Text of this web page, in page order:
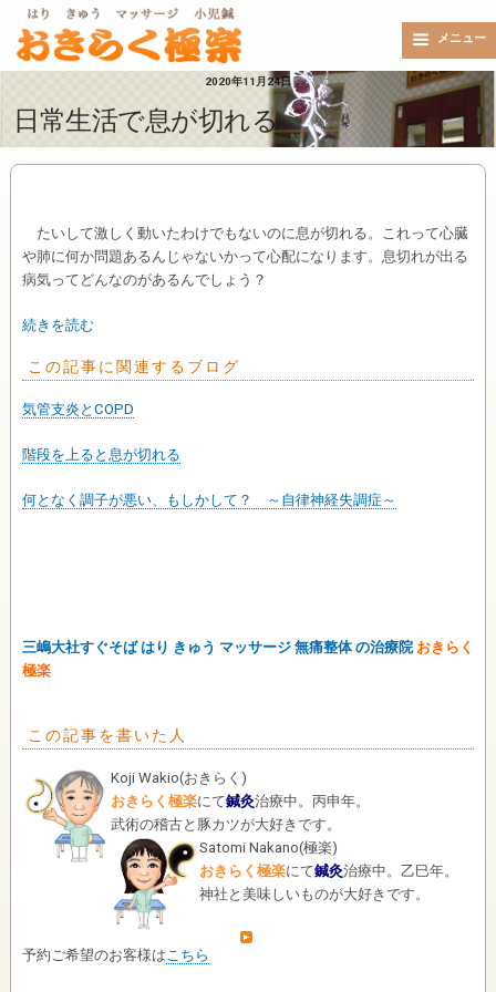
メニュー
2020年11月24日
日常生活で息が切れる
たいして激しく動いたわけでもないのに息が切れる。これって心臓
や肺に何か問題あるんじゃないかって心配になります。息切れが出る
病気ってどんなのがあるんでしょう？
続きを読む
この記事に関連するブログ
気管支炎とCOPD
階段を上ると息が切れる
何となく調子が悪い、もしかして？ ～自律神経失調症～
三嶋大社すぐそば はり きゅう マッサージ 無痛整体 の治療院 おきらく
極楽
この記事を書いた人
Koji Wakio(おきらく )
おきらく極楽にて鍼灸治療中。丙申年。
武術の稽古と豚カツが大好きです。
Satomi Nakano(極楽)
おきらく極楽にて鍼灸治療中。乙巳年。
神社と美味しいものが大好きです。
予約ご希望のお客様は こちら